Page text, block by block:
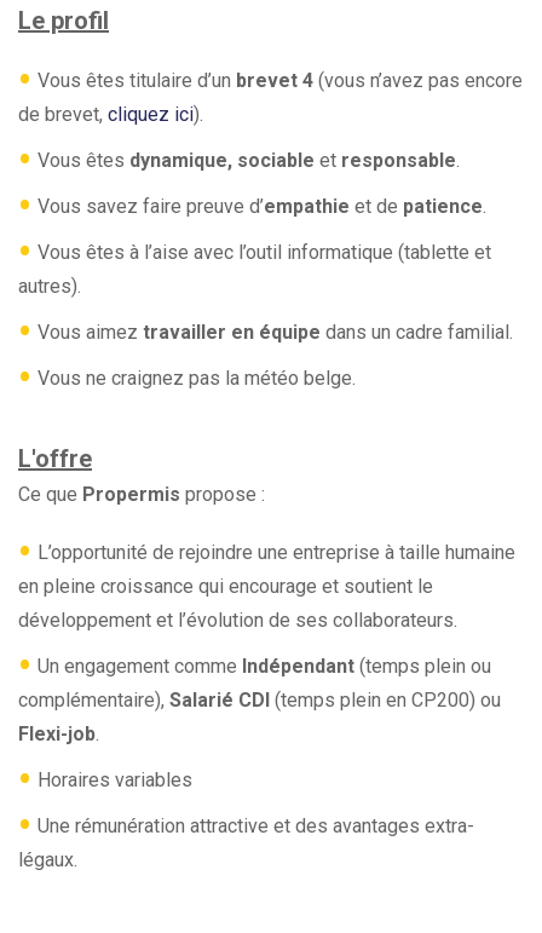
Le profil
• Vous êtes titulaire d’un brevet 4 (vous n’avez pas encore
de brevet, cliquez ici).
• Vous êtes dynamique, sociable et responsable.
• Vous savez faire preuve d’empathie et de patience.
• Vous êtes à l’aise avec l’outil informatique (tablette et
autres).
• Vous aimez travailler en équipe dans un cadre familial.
• Vous ne craignez pas la météo belge.
L'offre
Ce que Propermis propose :
• L’opportunité de rejoindre une entreprise à taille humaine
en pleine croissance qui encourage et soutient le
développement et l’évolution de ses collaborateurs.
• Un engagement comme Indépendant (temps plein ou
complémentaire), Salarié CDI (temps plein en CP200) ou
Flexi-job.
• Horaires variables
• Une rémunération attractive et des avantages extra-
légaux.